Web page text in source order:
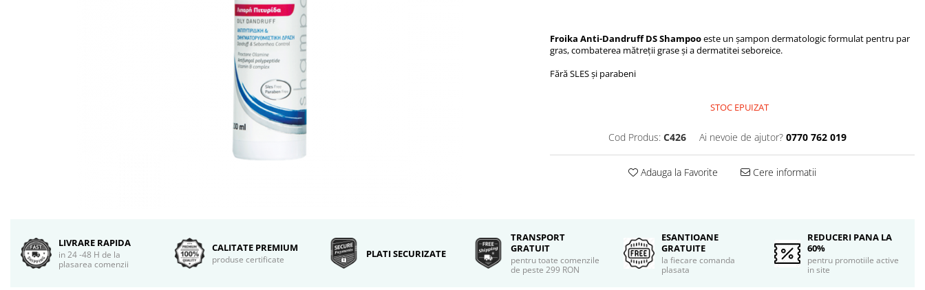
Froika Anti-Dandruff DS Shampooeste un șampon dermatologic formulat pentru par
gras, combaterea mătreții grase și a dermatitei seboreice.
Fără SLES și parabeni
STOC EPUIZAT
Cod Produs: C426 Ai nevoie de ajutor? 0770 762 019
Adauga la Favorite Cere informatii
LIVRARE RAPIDA
in 24 -48 H de la
plasarea comenzii
CALITATE PREMIUM
produse certificate PLATI SECURIZATE
TRANSPORT
GRATUIT
pentru toate comenzile
de peste 299 RON
ESANTIOANE
GRATUITE
la fiecare comanda
plasata
REDUCERI PANA LA
60%
pentru promotiile active
in site